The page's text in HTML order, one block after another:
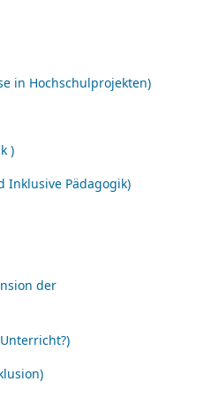
in Hochschulprojekten)
)
Inklusive Pädagogik)
der